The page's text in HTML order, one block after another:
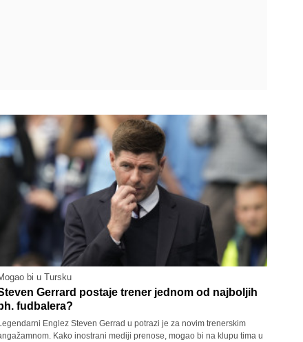
bi u Tursku
Gerrard postaje trener jednom od najboljih
bh. fudbalera?
Englez Steven Gerrad u potrazi je za novim trenerskim
Kako inostrani mediji prenose, mogao bi na klupu tima u